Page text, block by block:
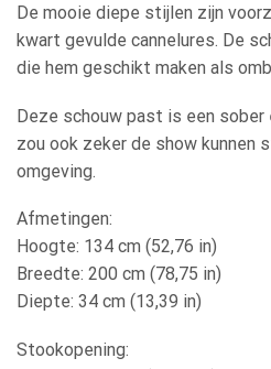
De mooie diepe stijlen zijn
kwart gevulde cannelures. De
die hem geschikt maken als
Deze schouw past is een
zou ook zeker de show kunnen
omgeving.
Afmetingen:
Hoogte: 134 cm (52,76 in)
Breedte: 200 cm (78,75 in)
Diepte: 34 cm (13,39 in)
Stookopening: